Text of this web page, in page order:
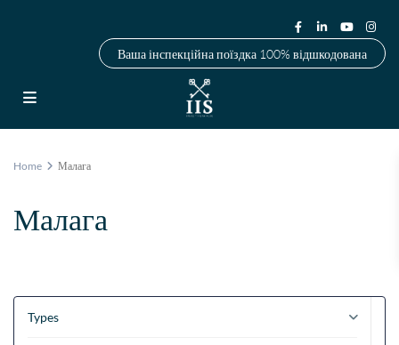
Ваша інспекційна поїздка 100% відшкодована
Home Малага
Малага
Types